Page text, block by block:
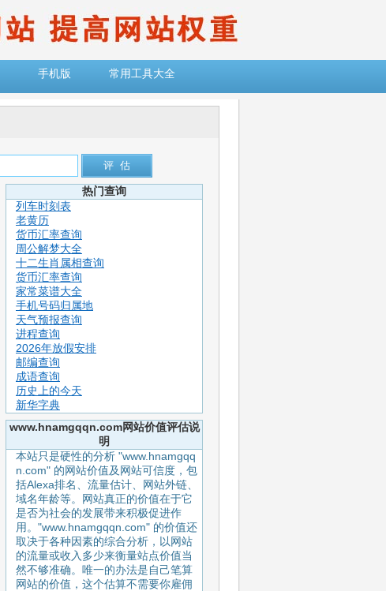
手机版 常用工具大全
热门查询
列车时刻表
老黄历
货币汇率查询
周公解梦大全
十二生肖属相查询
货币汇率查询
家常菜谱大全
手机号码归属地
天气预报查询
进程查询
2026年放假安排
邮编查询
成语查询
历史上的今天
新华字典
www.hnamgqqn.com网站价值评估说
明
本站只是硬性的分析 "www.hnamgqq
n.com" 的网站价值及网站可信度，包
括Alexa排名、流量估计、网站外链、
域名年龄等。网站真正的价值在于它
是否为社会的发展带来积极促进作
用。"www.hnamgqqn.com" 的价值还
取决于各种因素的综合分析，以网站
的流量或收入多少来衡量站点价值当
然不够准确。唯一的办法是自己笔算
网站的价值，这个估算不需要你雇佣